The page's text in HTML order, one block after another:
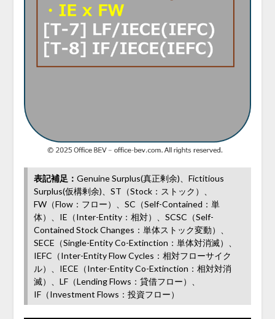
表記補足： Genuine Surplus(真正剰余)、Fictitious
Surplus(仮構剰余)、ST（Stock：ストック）、
FW（Flow：フロー）、SC（Self-Contained：単
体）、IE（Inter-Entity：相対）、SCSC（Self-
Contained Stock Changes：単体ストック変動）、
SECE（Single-Entity Co-Extinction：単体対消滅）、
IEFC（Inter-Entity Flow Cycles：相対フローサイク
ル）、IECE（Inter-Entity Co-Extinction：相対対消
滅）、LF（Lending Flows：貸借フロー）、
IF（Investment Flows：投資フロー）